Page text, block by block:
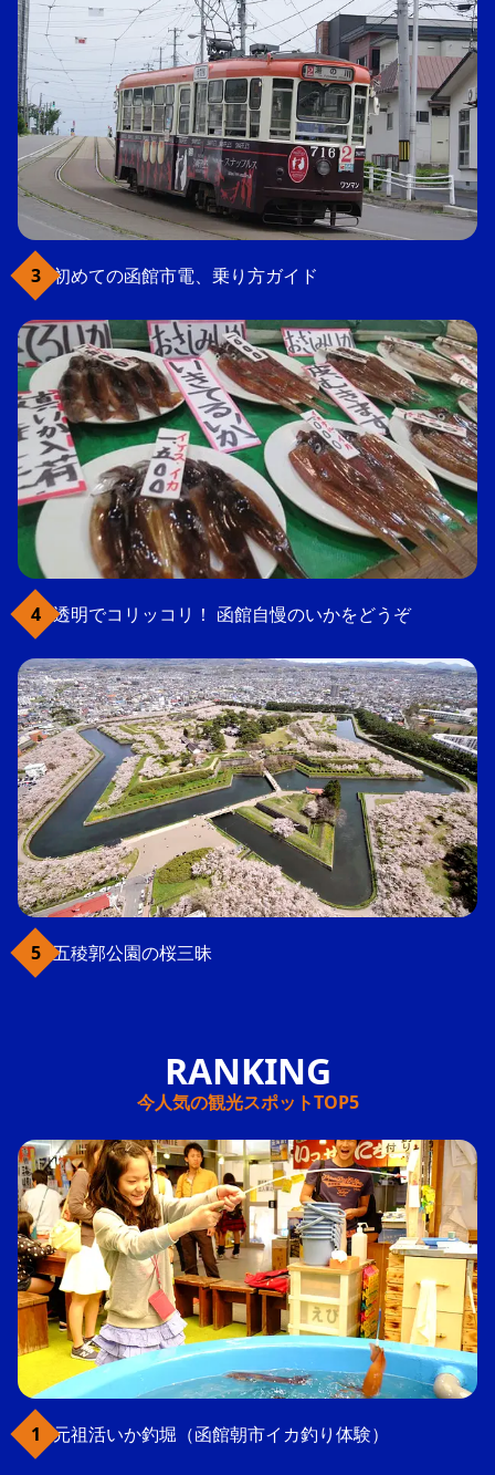
初めての函館市電、乗り方ガイド
透明でコリッコリ！ 函館自慢のいかをどうぞ
五稜郭公園の桜三昧
今人気の観光スポットTOP5
元祖活いか釣堀（函館朝市イカ釣り体験）